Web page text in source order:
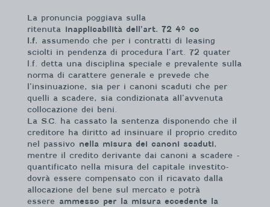
La pronuncia poggiava sulla
ritenuta inapplicabilità dell’art. 72 4° co
l.f. assumendo che per i contratti di leasing
sciolti in pendenza di procedura l’art. 72 quater
l.f. detta una disciplina speciale e prevalente sulla
norma di carattere generale e prevede che
l’insinuazione, sia per i canoni scaduti che per
quelli a scadere, sia condizionata all’avvenuta
collocazione dei beni.
La S.C. ha cassato la sentenza disponendo che il
creditore ha diritto ad insinuare il proprio credito
nel passivo nella misura dei canoni scaduti,
mentre il credito derivante dai canoni a scadere -
quantificato nella misura del capitale investito-
dovrà essere compensato con il ricavato dalla
allocazione del bene sul mercato e potrà
essere ammesso per la misura eccedente la